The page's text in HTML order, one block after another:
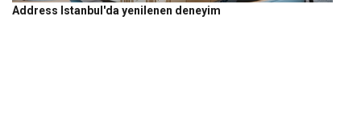
Address Istanbul'da yenilenen deneyim